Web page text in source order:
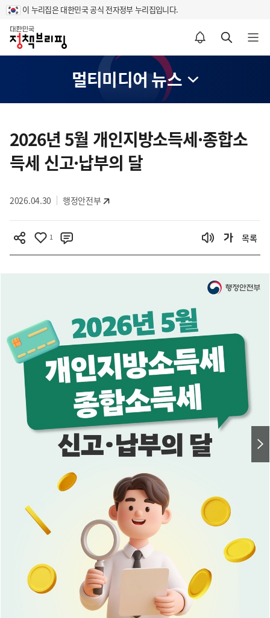
이 누리집은 대한민국 공식 전자정부 누리집입니다.
홈
알림설정 바로가기 검색 바로가기 메뉴 열기
멀티미디어 뉴스
텐
츠
영
2026년 5월 개인지방소득세·종합소
득세 신고·납부의 달
2026.04.30 행정안전부
1 목록